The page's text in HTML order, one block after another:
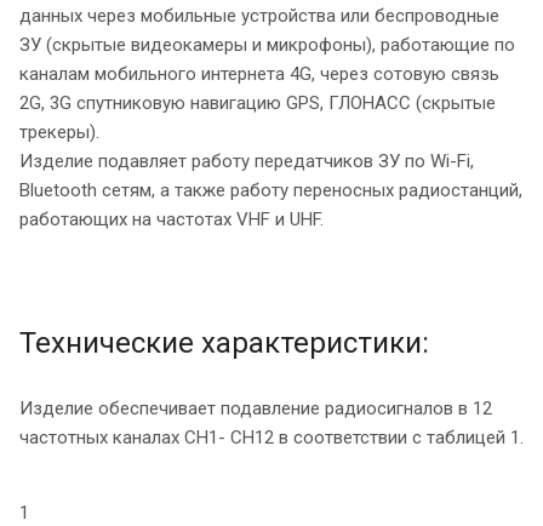
данных через мобильные устройства или беспроводные
ЗУ (скрытые видеокамеры и микрофоны), работающие по
каналам мобильного интернета 4G, через сотовую связь
2G, 3G спутниковую навигацию GPS, ГЛОНАСС (скрытые
трекеры).
Изделие подавляет работу передатчиков ЗУ по Wi-Fi,
Bluetooth сетям, а также работу переносных радиостанций,
работающих на частотах VHF и UHF.
Технические характеристики:
Изделие обеспечивает подавление радиосигналов в 12
частотных каналах СН1- СН12 в соответствии с таблицей 1.
1